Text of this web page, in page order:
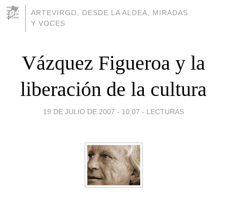
ARTEVIRGO, DESDE LA ALDEA, MIRADAS
Y VOCES
Vázquez Figueroa y la
liberación de la cultura
19 DE JULIO DE 2007 - 10:07 - LECTURAS